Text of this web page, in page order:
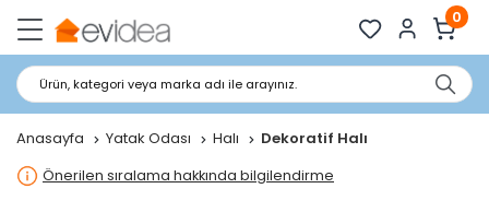
0
Ürün, kategori veya marka adı ile arayınız.
Anasayfa Yatak Odası Halı Dekoratif Halı
Önerilen sıralama hakkında bilgilendirme